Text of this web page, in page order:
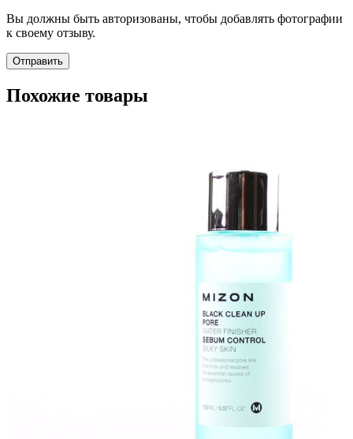
Вы должны быть авторизованы, чтобы добавлять фотографии
к своему отзыву.
Похожие товары